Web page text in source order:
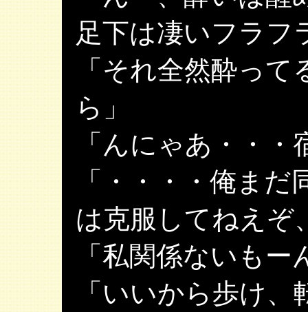
足下は凄いフラフ
「それ全然酔っ
ら」
「んにゃあ・・
「・・・・俺ま
は克服してねえぞ
「私関係ないもー
「いいから歩け